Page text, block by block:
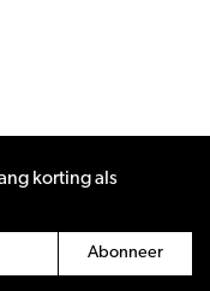
korting als
Abonneer